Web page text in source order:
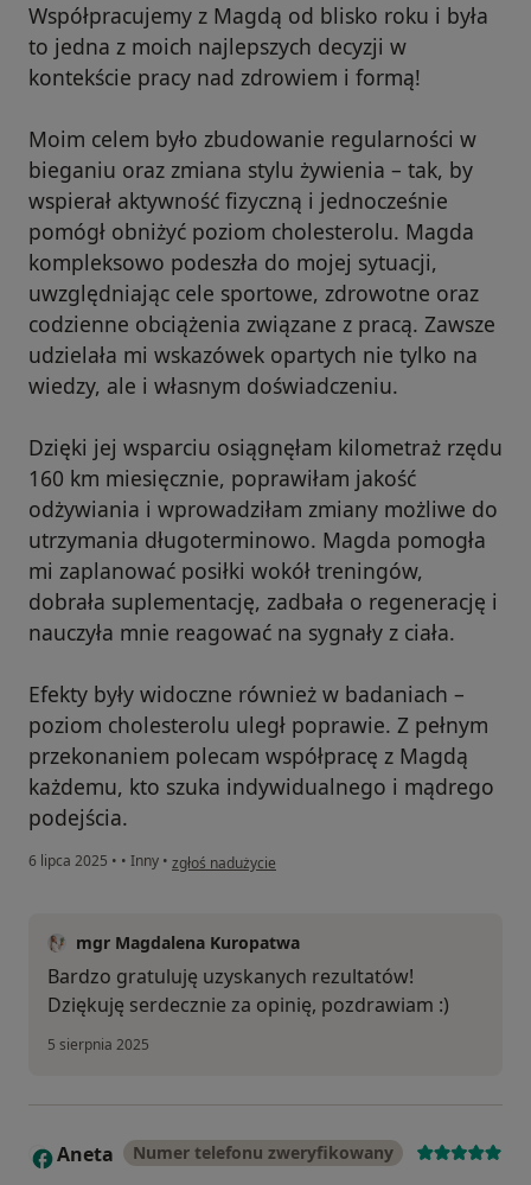
Współpracujemy z Magdą od blisko roku i była
to jedna z moich najlepszych decyzji w
kontekście pracy nad zdrowiem i formą!
Moim celem było zbudowanie regularności w
bieganiu oraz zmiana stylu żywienia – tak, by
wspierał aktywność fizyczną i jednocześnie
pomógł obniżyć poziom cholesterolu. Magda
kompleksowo podeszła do mojej sytuacji,
uwzględniając cele sportowe, zdrowotne oraz
codzienne obciążenia związane z pracą. Zawsze
udzielała mi wskazówek opartych nie tylko na
wiedzy, ale i własnym doświadczeniu.
Dzięki jej wsparciu osiągnęłam kilometraż rzędu
160 km miesięcznie, poprawiłam jakość
odżywiania i wprowadziłam zmiany możliwe do
utrzymania długoterminowo. Magda pomogła
mi zaplanować posiłki wokół treningów,
dobrała suplementację, zadbała o regenerację i
nauczyła mnie reagować na sygnały z ciała.
Efekty były widoczne również w badaniach –
poziom cholesterolu uległ poprawie. Z pełnym
przekonaniem polecam współpracę z Magdą
każdemu, kto szuka indywidualnego i mądrego
podejścia.
6 lipca 2025 • • Inny • w opinii użytkownika Karina
zgłoś nadużycie
mgr Magdalena Kuropatwa
Bardzo gratuluję uzyskanych rezultatów!
Dziękuję serdecznie za opinię, pozdrawiam :)
5 sierpnia 2025
A Aneta Numer telefonu zweryfikowany